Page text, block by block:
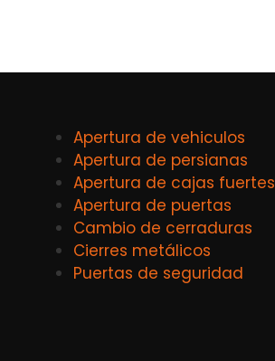
Apertura de vehiculos
Apertura de persianas
Apertura de cajas fuertes
Apertura de puertas
Cambio de cerraduras
Cierres metálicos
Puertas de seguridad